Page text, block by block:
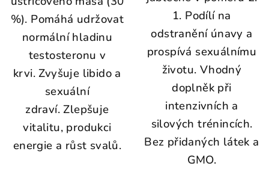
%). Pomáhá udržovat
normální hladinu
testosteronu v
krvi. Zvyšuje libido a
sexuální
zdraví. Zlepšuje
vitalitu, produkci
energie a růst svalů.
1. Podílí na
odstranění únavy a
prospívá sexuálnímu
životu. Vhodný
doplněk při
intenzivních a
silových trénincích.
Bez přidaných látek a
GMO.